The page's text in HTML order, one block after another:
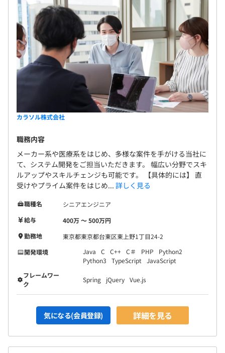
カラソル株式会社
職務内容
メーカー系や医療系をはじめ、多様な案件を手がける当社に
て、システム開発をご担当いただきます。 幅広い分野でスキ
ルアップやスキルチェンジも可能です。 【具体的には】 直
受けやプライム案件をはじめ... 詳しく見る
職種名
シニアエンジニア
給与
400万 〜 500万円
勤務地
東京都東京都台東区東上野1丁目24-2
開発環境
Java C C++ C＃ PHP
Python2
Python3
TypeScript
JavaScript
フレームワー
ク
Spring jQuery Vue.js
気になる(会員登録) 詳細を見る